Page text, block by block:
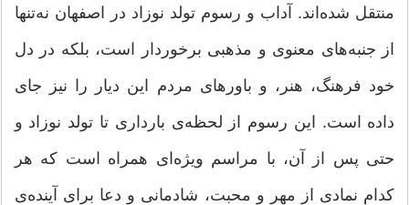
منتقل شده‌اند. آداب و رسوم تولد نوزاد در اصفهان نه‌تنها
از جنبه‌های معنوی و مذهبی برخوردار است، بلکه در دل
خود فرهنگ، هنر، و باورهای مردم این دیار را نیز جای
داده است. این رسوم از لحظه‌ی بارداری تا تولد نوزاد و
حتی پس از آن، با مراسم ویژه‌ای همراه است که هر
کدام نمادی از مهر و محبت، شادمانی و دعا برای آینده‌ی